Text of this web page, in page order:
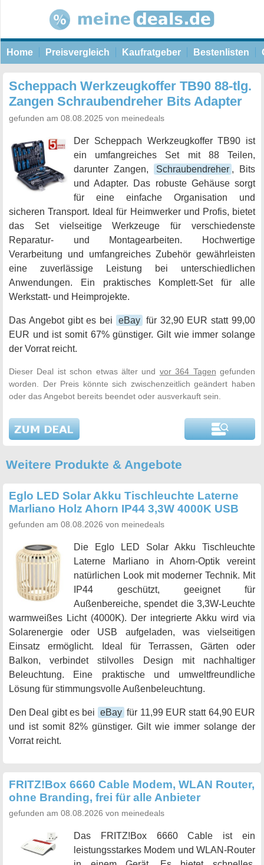
Home Preisvergleich Kaufratgeber Bestenlisten
Scheppach Werkzeugkoffer TB90 88-tlg.
Zangen Schraubendreher Bits Adapter
gefunden am 08.08.2025 von meinedeals
Der Scheppach Werkzeugkoffer TB90 ist
ein umfangreiches Set mit 88 Teilen,
darunter Zangen,
Schraubendreher , Bits
und Adapter. Das robuste Gehäuse sorgt
für eine einfache Organisation und
sicheren Transport. Ideal für Heimwerker und Profis, bietet
das Set vielseitige Werkzeuge für verschiedenste
Reparatur- und Montagearbeiten. Hochwertige
Verarbeitung und umfangreiches Zubehör gewährleisten
eine zuverlässige Leistung bei unterschiedlichen
Anwendungen. Ein praktisches Komplett-Set für alle
Werkstatt- und Heimprojekte.
Das Angebot gibt es bei eBay für 32,90 EUR statt 99,00
EUR und ist somit 67% günstiger. Gilt wie immer solange
der Vorrat reicht.
Dieser Deal ist schon etwas älter und vor 364 Tagen gefunden
worden. Der Preis könnte sich zwischenzeitlich geändert haben
oder das Angebot bereits beendet oder ausverkauft sein.
Weitere Produkte & Angebote
Eglo LED Solar Akku Tischleuchte Laterne
Marliano Holz Ahorn IP44 3,3W 4000K USB
gefunden am 08.08.2026 von meinedeals
Die Eglo LED Solar Akku Tischleuchte
Laterne Marliano in Ahorn-Optik vereint
natürlichen Look mit moderner Technik. Mit
IP44 geschützt, geeignet für
Außenbereiche, spendet die 3,3W-Leuchte
warmweißes Licht (4000K). Der integrierte Akku wird via
Solarenergie oder USB aufgeladen, was vielseitigen
Einsatz ermöglicht. Ideal für Terrassen, Gärten oder
Balkon, verbindet stilvolles Design mit nachhaltiger
Beleuchtung. Eine praktische und umweltfreundliche
Lösung für stimmungsvolle Außenbeleuchtung.
Den Deal gibt es bei eBay für 11,99 EUR statt 64,90 EUR
und ist somit 82% günstiger. Gilt wie immer solange der
Vorrat reicht.
FRITZ!Box 6660 Cable Modem, WLAN Router,
ohne Branding, frei für alle Anbieter
gefunden am 08.08.2026 von meinedeals
Das FRITZ!Box 6660 Cable ist ein
leistungsstarkes Modem und WLAN-Router